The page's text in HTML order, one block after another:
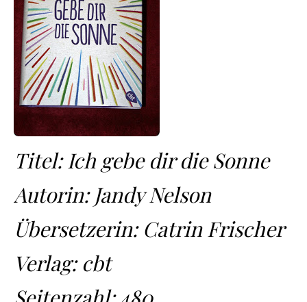
Titel: Ich gebe dir die Sonne
Autorin: Jandy Nelson
Übersetzerin: Catrin Frischer
Verlag: cbt